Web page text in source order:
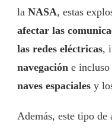
la NASA, estas
afectar las
las redes eléctricas,
navegación e incluso
naves espaciales y
Además, este tipo